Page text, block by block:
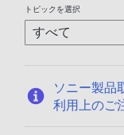
トピックを選択
ソニー製品
利用上のご